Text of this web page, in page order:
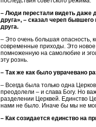
– Люди перестали видеть даже
друга», – сказал череп
друга.
– Это очень большая опасность,
современные приходы. Это новое
помноженную на самолюбие и
эту рознь.
– Так же как было уврачевано
– Всегда была только одна
преодолели – и слава Богу. Но
разделении Церквей. Единство
нами не было. Иначе бы мы не
– Как созидается единство на